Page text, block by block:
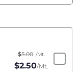
$5.00 /Mt.
$2.50/Mt.